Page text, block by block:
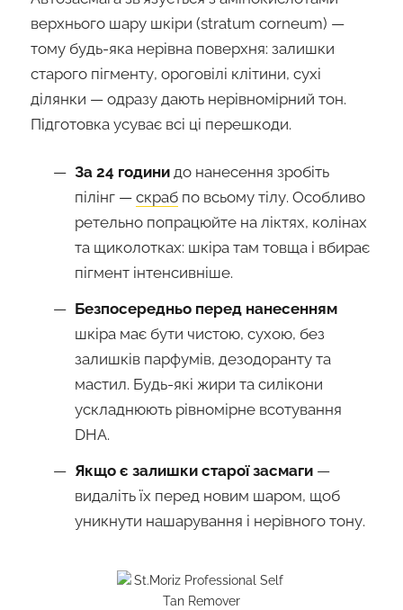
верхнього шару шкіри (stratum corneum) —
тому будь-яка нерівна поверхня: залишки
старого пігменту, ороговілі клітини, сухі
ділянки — одразу дають нерівномірний тон.
Підготовка усуває всі ці перешкоди.
За 24 години до нанесення зробіть
пілінг — скраб по всьому тілу. Особливо
ретельно попрацюйте на ліктях, колінах
та щиколотках: шкіра там товща і вбирає
пігмент інтенсивніше.
Безпосередньо перед нанесенням
шкіра має бути чистою, сухою, без
залишків парфумів, дезодоранту та
мастил. Будь-які жири та силікони
ускладнюють рівномірне всотування
DHA.
Якщо є залишки старої засмаги —
видаліть їх перед новим шаром, щоб
уникнути нашарування і нерівного тону.